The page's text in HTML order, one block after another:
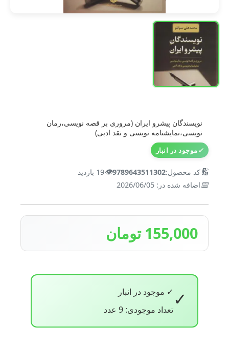
نویسندگان پیشرو ایران (مروری بر قصه نویسی،رمان
نویسی،نمایشنامه نویسی و نقد ادبی)
✓موجود در انبار
🔢کد محصول:9789643511302
👁️19 بازدید
📅اضافه شده در: 2026/06/05
155,000 تومان
✓ ✓ موجود در انبار
تعداد موجودی: 9 عدد